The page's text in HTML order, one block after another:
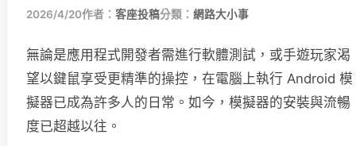
2026/4/20作者： 客座投稿分類： 網路大小事
無論是應用程式開發者需進行軟體測試，或手遊玩家渴
望以鍵鼠享受更精準的操控，在電腦上執行 Android 模
擬器已成為許多人的日常。如今，模擬器的安裝與流暢
度已超越以往。